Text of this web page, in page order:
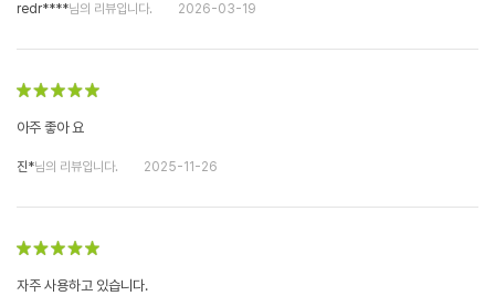
redr****님의 리뷰입니다. 2026-03-19
아주 좋아 요
진*님의 리뷰입니다. 2025-11-26
자주 사용하고 있습니다.